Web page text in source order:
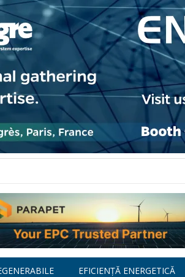
EFICIENȚĂ ENERGETICĂ